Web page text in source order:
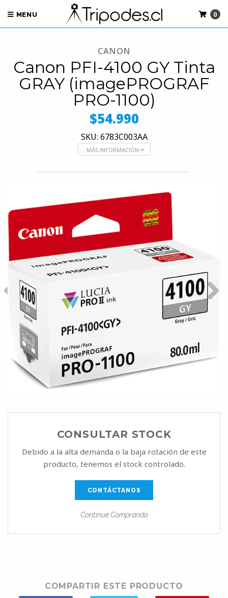
MENU 0
CANON
Canon PFI-4100 GY Tinta
GRAY (imagePROGRAF
PRO-1100)
$54.990
SKU: 6783C003AA
MÁS INFORMACIÓN
CONSULTAR STOCK
Debido a la alta demanda o la baja rotación de este
producto, tenemos el stock controlado.
CONTÁCTANOS
Continue Comprando
COMPARTIR ESTE PRODUCTO